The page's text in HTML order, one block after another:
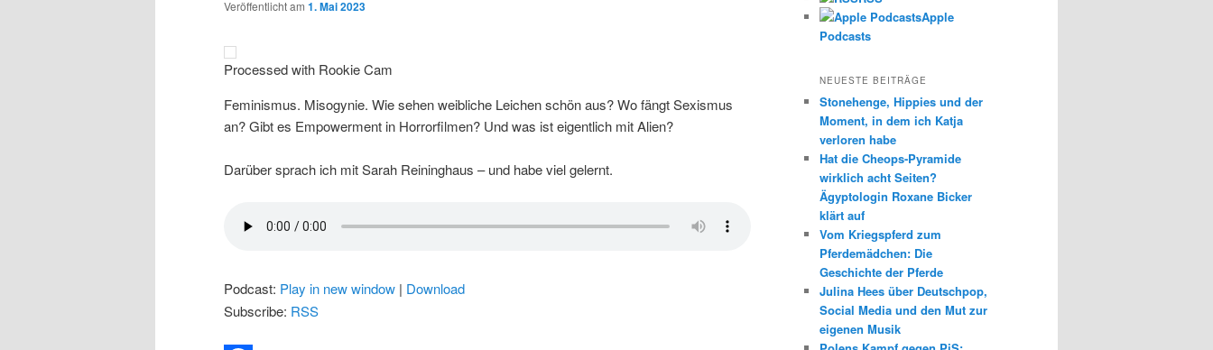
Veröffentlicht am 1. Mai 2023
Processed with Rookie Cam
Feminismus. Misogynie. Wie sehen weibliche Leichen schön aus? Wo fängt Sexismus
an? Gibt es Empowerment in Horrorfilmen? Und was ist eigentlich mit Alien?
Darüber sprach ich mit Sarah Reininghaus – und habe viel gelernt.
Podcast: Play in new window | Download
Subscribe: RSS
Apple
Podcasts
NEUESTE BEITRÄGE
Stonehenge, Hippies und der
Moment, in dem ich Katja
verloren habe
Hat die Cheops-Pyramide
wirklich acht Seiten?
Ägyptologin Roxane Bicker
klärt auf
Vom Kriegspferd zum
Pferdemädchen: Die
Geschichte der Pferde
Julina Hees über Deutschpop,
Social Media und den Mut zur
eigenen Musik